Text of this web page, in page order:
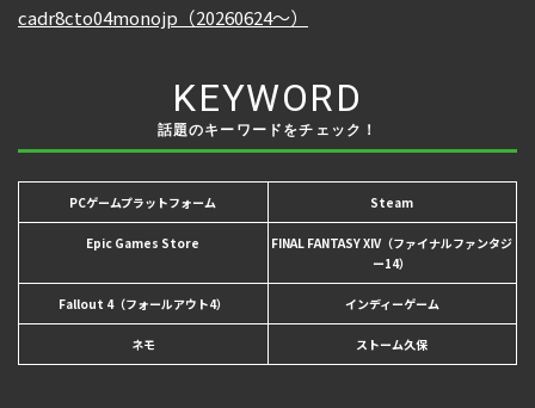
KEYWORD
話題のキーワードをチェック！
PCゲームプラットフォーム Steam
Epic Games Store
FINAL FANTASY XIV（ファイナルファンタジ
ー14）
Fallout 4（フォールアウト4） インディーゲーム
ネモ ストーム久保